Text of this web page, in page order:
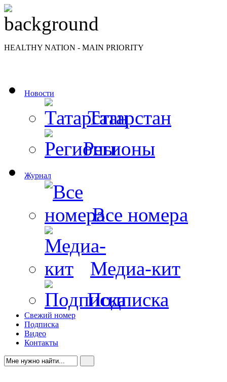
HEALTHY NATION - MAIN PRIORITY
Новости
Татарстан
Регионы
Журнал
Все номера
Медиа-кит
Подписка
Свежий номер
Подписка
Видео
Контакты